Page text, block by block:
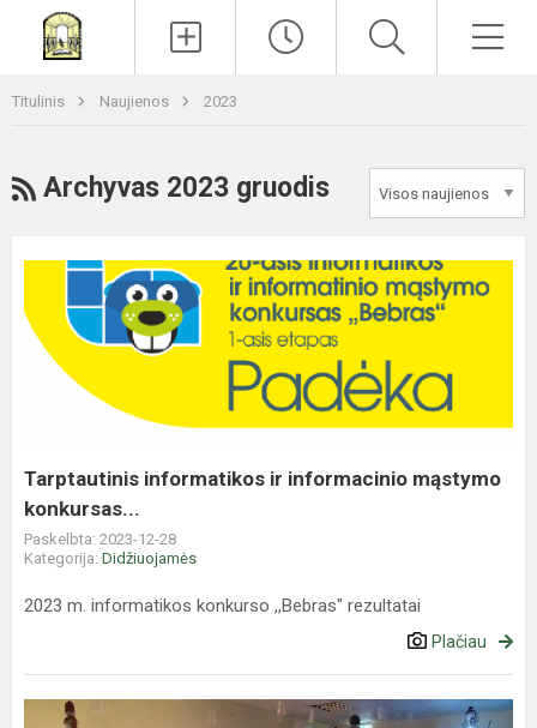
Titulinis Naujienos 2023
RSS
Archyvas 2023 gruodis
Tarptautinis
informatikos
ir
informacinio
mąstymo
konkursas...
Tarptautinis informatikos ir informacinio mąstymo
konkursas...
Paskelbta: 2023-12-28
Kategorija: Didžiuojamės
2023 m. informatikos konkurso ,,Bebras" rezultatai
Plačiau
Mokykloje